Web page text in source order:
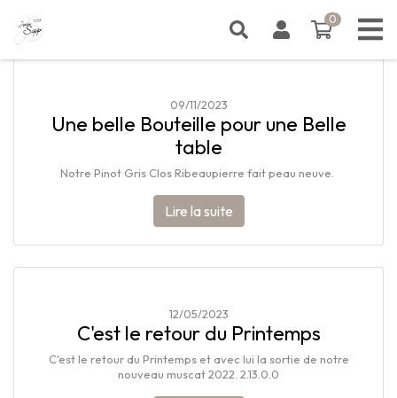
0
0 article
Actualités
09/11/2023
Une belle Bouteille pour une Belle
table
Notre Pinot Gris Clos Ribeaupierre fait peau neuve.
Lire la suite
12/05/2023
C'est le retour du Printemps
C'est le retour du Printemps et avec lui la sortie de notre
nouveau muscat 2022. 2.13.0.0